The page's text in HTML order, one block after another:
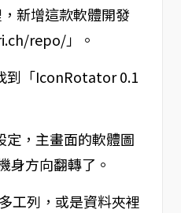
新增這款軟體開發
repo/」。
到「IconRotator 0.1
，主畫面的軟體圖
身方向翻轉了。
工列，或是資料夾裡